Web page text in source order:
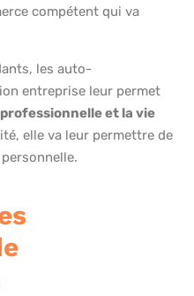
compétent qui va
les auto-
entreprise leur permet
et la vie
elle va leur permettre de